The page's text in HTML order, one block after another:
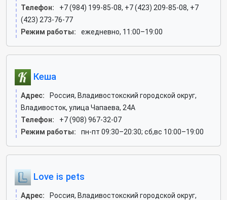
Телефон:
+7 (984) 199-85-08, +7 (423) 209-85-08, +7
(423) 273-76-77
Режим работы:
ежедневно, 11:00–19:00
Кеша
Адрес:
Россия, Владивостокский городской округ,
Владивосток, улица Чапаева, 24А
Телефон:
+7 (908) 967-32-07
Режим работы:
пн-пт 09:30–20:30; сб,вс 10:00–19:00
Love is pets
Адрес:
Россия, Владивостокский городской округ,